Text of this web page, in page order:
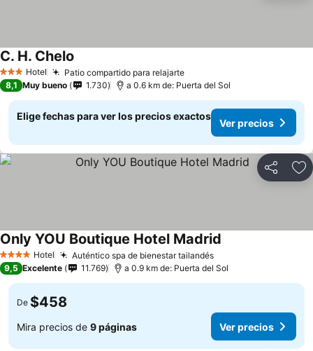
3 Estrellas
Hotel Patio compartido para relajarteVer precios
C. H. Chelo
8,1 Muy bueno 1.730 a 0.6 km de: Puerta del Sol
Elige fechas para ver los precios exactos
Ver precios
Compartir
4 EstrellasHotel Auténtico spa de bienestar tailandésVer precios
Only YOU Boutique Hotel Madrid
9,5 Excelente 11.769 a 0.9 km de: Puerta del Sol
De $458
Mira precios de 9 páginas Ver precios